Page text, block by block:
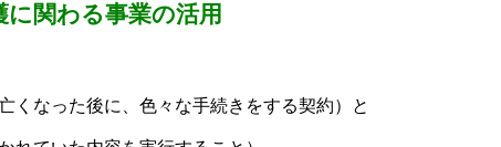
関わる事業の活用
くなった後に、色々な手続きをする契約）と